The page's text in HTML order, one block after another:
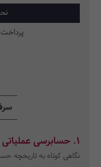
1. حسابرسی عملیاتی و داخلی
نگاهی کوتاه به تاریخچه